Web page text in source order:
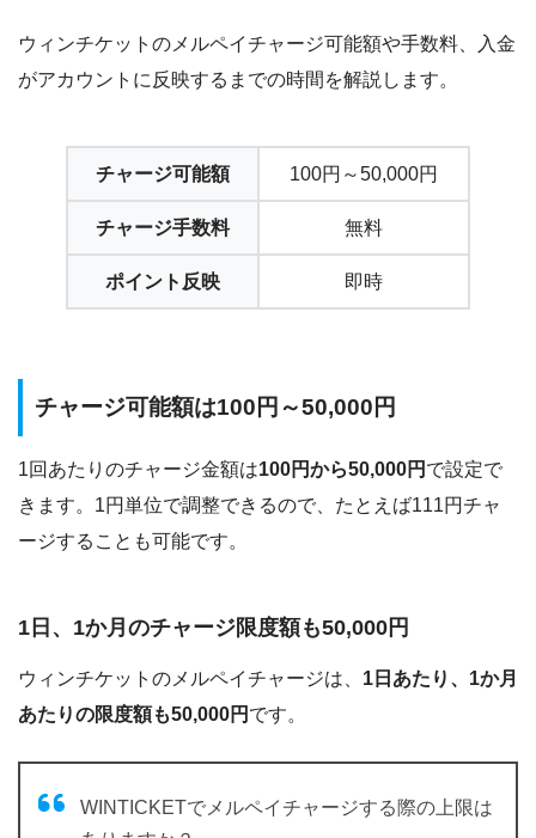
ウィンチケットのメルペイチャージ可能額や手数料、入金
がアカウントに反映するまでの時間を解説します。
チャージ可能額 100円～50,000円
チャージ手数料 無料
ポイント反映 即時
チャージ可能額は100円～50,000円
1回あたりのチャージ金額は100円から50,000円 で設定で
きます。1円単位で調整できるので、たとえば111円チャ
ージすることも可能です。
1日、1か月のチャージ限度額も50,000円
ウィンチケットのメルペイチャージは、 1日あたり、1か月
あたりの限度額も50,000円 です。
WINTICKETでメルペイチャージする際の上限は